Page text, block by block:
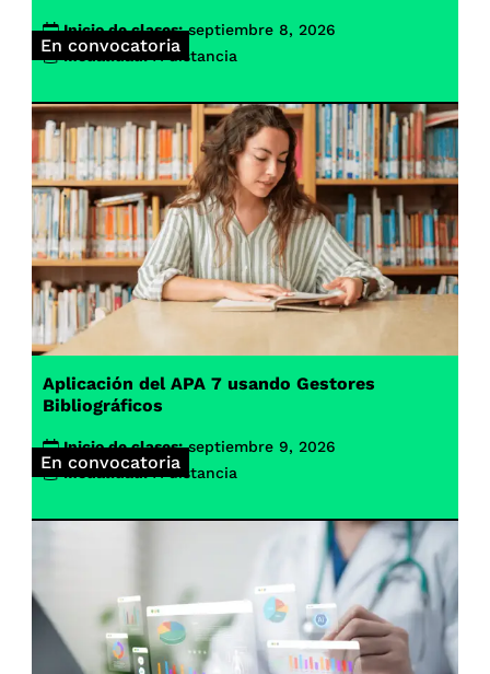
En convocatoria
Inicio de clases: septiembre 8, 2026
Modalidad: A distancia
En convocatoria
Aplicación del APA 7 usando Gestores
Bibliográficos
Inicio de clases: septiembre 9, 2026
Modalidad: A distancia